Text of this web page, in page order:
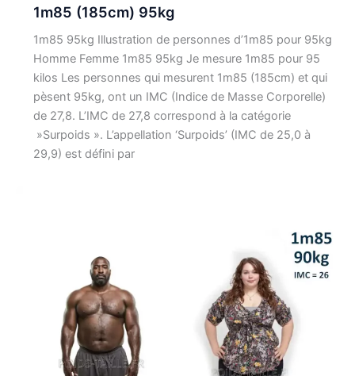
1m85 (185cm) 95kg
1m85 95kg Illustration de personnes d’1m85 pour 95kg
Homme Femme 1m85 95kg Je mesure 1m85 pour 95
kilos Les personnes qui mesurent 1m85 (185cm) et qui
pèsent 95kg, ont un IMC (Indice de Masse Corporelle)
de 27,8. L’IMC de 27,8 correspond à la catégorie
»Surpoids ». L’appellation ‘Surpoids’ (IMC de 25,0 à
29,9) est défini par